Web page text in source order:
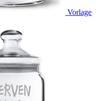
Vorlage